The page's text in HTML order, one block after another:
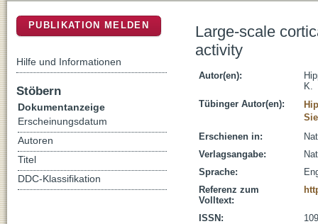
Large-scale
activity
Autor(en):
K.
Tübinger Autor(en):
Erschienen in:
Verlagsangabe:
Sprache:
Referenz zum
Volltext:
ISSN:
PUBLIKATION MELDEN
Hilfe und Informationen
Stöbern
Dokumentanzeige
Erscheinungsdatum
Autoren
Titel
DDC-Klassifikation